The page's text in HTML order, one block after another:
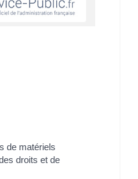
de matériels
droits et de